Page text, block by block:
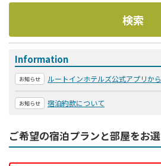
検索
Information
お知らせ ルートインホテルズ公式アプリか
お知らせ 宿泊約款について
ご希望の宿泊プランと部屋をお